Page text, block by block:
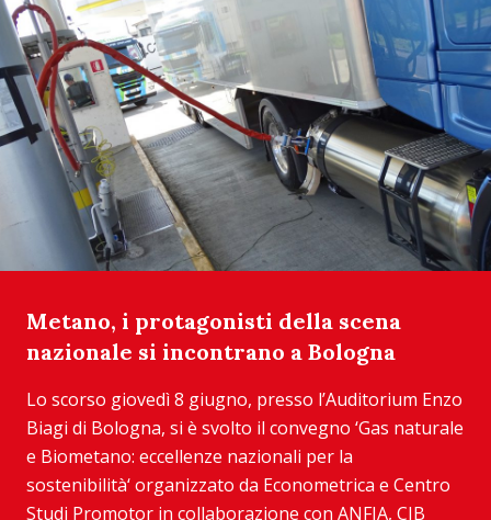
Metano, i protagonisti della scena
nazionale si incontrano a Bologna
Lo scorso giovedì 8 giugno, presso l’Auditorium Enzo
Biagi di Bologna, si è svolto il convegno ‘Gas naturale
e Biometano: eccellenze nazionali per la
sostenibilità‘ organizzato da Econometrica e Centro
Studi Promotor in collaborazione con ANFIA, CIB